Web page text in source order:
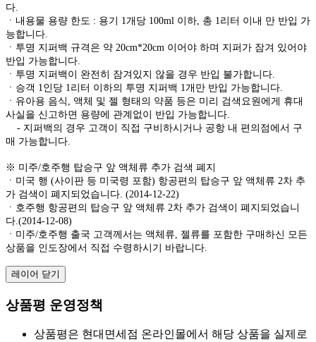
다.
ㆍ내용물 용량 한도 : 용기 1개당 100ml 이하, 총 1리터 이내 만 반입 가
능합니다.
ㆍ투명 지퍼백 규격은 약 20cm*20cm 이어야 하며 지퍼가 잠겨 있어야
반입 가능합니다.
ㆍ투명 지퍼백이 완전히 잠겨있지 않을 경우 반입 불가합니다.
ㆍ승객 1인당 1리터 이하의 투명 지퍼백 1개만 반입 가능합니다.
ㆍ유아용 음식, 액체 및 젤 형태의 약품 등은 미리 검색요원에게 휴대
사실을 신고하면 용량에 관계없이 반입 가능합니다.
- 지퍼백의 경우 고객이 직접 구비하시거나 공항 내 편의점에서 구
매 가능합니다.
※ 미주/호주행 탑승구 앞 액체류 추가 검색 폐지
ㆍ미국 행 (사이판 등 미국령 포함) 항공편의 탑승구 앞 액체류 2차 추
가 검색이 폐지되었습니다. (2014-12-22)
ㆍ호주행 항공편의 탑승구 앞 액체류 2차 추가 검색이 폐지되었습니
다.(2014-12-08)
ㆍ미주/호주행 출국 고객께서는 액체류, 젤류를 포함한 구매하신 모든
상품을 인도장에서 직접 수령하시기 바랍니다.
레이어 닫기
상품평 운영정책
상품평은 현대면세점 온라인몰에서 해당 상품을 실제로